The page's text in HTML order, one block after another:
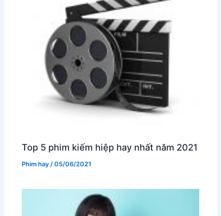
Top 5 phim kiếm hiệp hay nhất năm 2021
Phim hay /05/06/2021